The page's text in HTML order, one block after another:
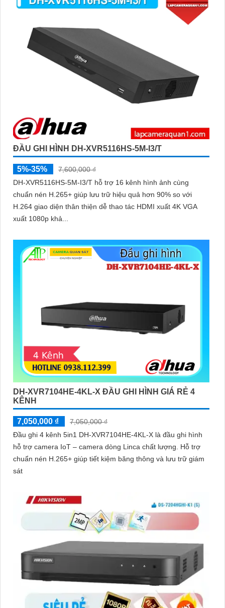
ĐẦU GHI HÌNH DH-XVR5116HS-5M-I3/T
5%-35%
7,600,000 ₫
DH-XVR5116HS-5M-I3/T hỗ trợ 16 kênh hình ảnh cùng
chuẩn nén H.265+ giúp lưu trữ hiệu quả hơn 90% so với
H.264 giao diện thân thiện dễ thao tác HDMI xuất 4K VGA
xuất 1080p khả...
DH-XVR7104HE-4KL-X ĐẦU GHI HÌNH GIÁ RẺ 4
KÊNH
7,050,000 ₫
7,050,000 ₫
Đầu ghi 4 kênh 5in1 DH-XVR7104HE-4KL-X là đầu ghi hình
hỗ trợ camera IoT – camera dòng Linca chất lượng. Hỗ trợ
chuẩn nén H.265+ giúp tiết kiệm băng thông và lưu trữ giám
sát